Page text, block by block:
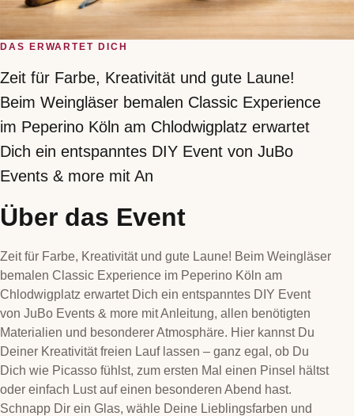
DAS ERWARTET DICH
Zeit für Farbe, Kreativität und gute Laune!
Beim Weingläser bemalen Classic Experience
im Peperino Köln am Chlodwigplatz erwartet
Dich ein entspanntes DIY Event von JuBo
Events & more mit An
Über das Event
Zeit für Farbe, Kreativität und gute Laune! Beim Weingläser
bemalen Classic Experience im Peperino Köln am
Chlodwigplatz erwartet Dich ein entspanntes DIY Event
von JuBo Events & more mit Anleitung, allen benötigten
Materialien und besonderer Atmosphäre. Hier kannst Du
Deiner Kreativität freien Lauf lassen – ganz egal, ob Du
Dich wie Picasso fühlst, zum ersten Mal einen Pinsel hältst
oder einfach Lust auf einen besonderen Abend hast.
Schnapp Dir ein Glas, wähle Deine Lieblingsfarben und